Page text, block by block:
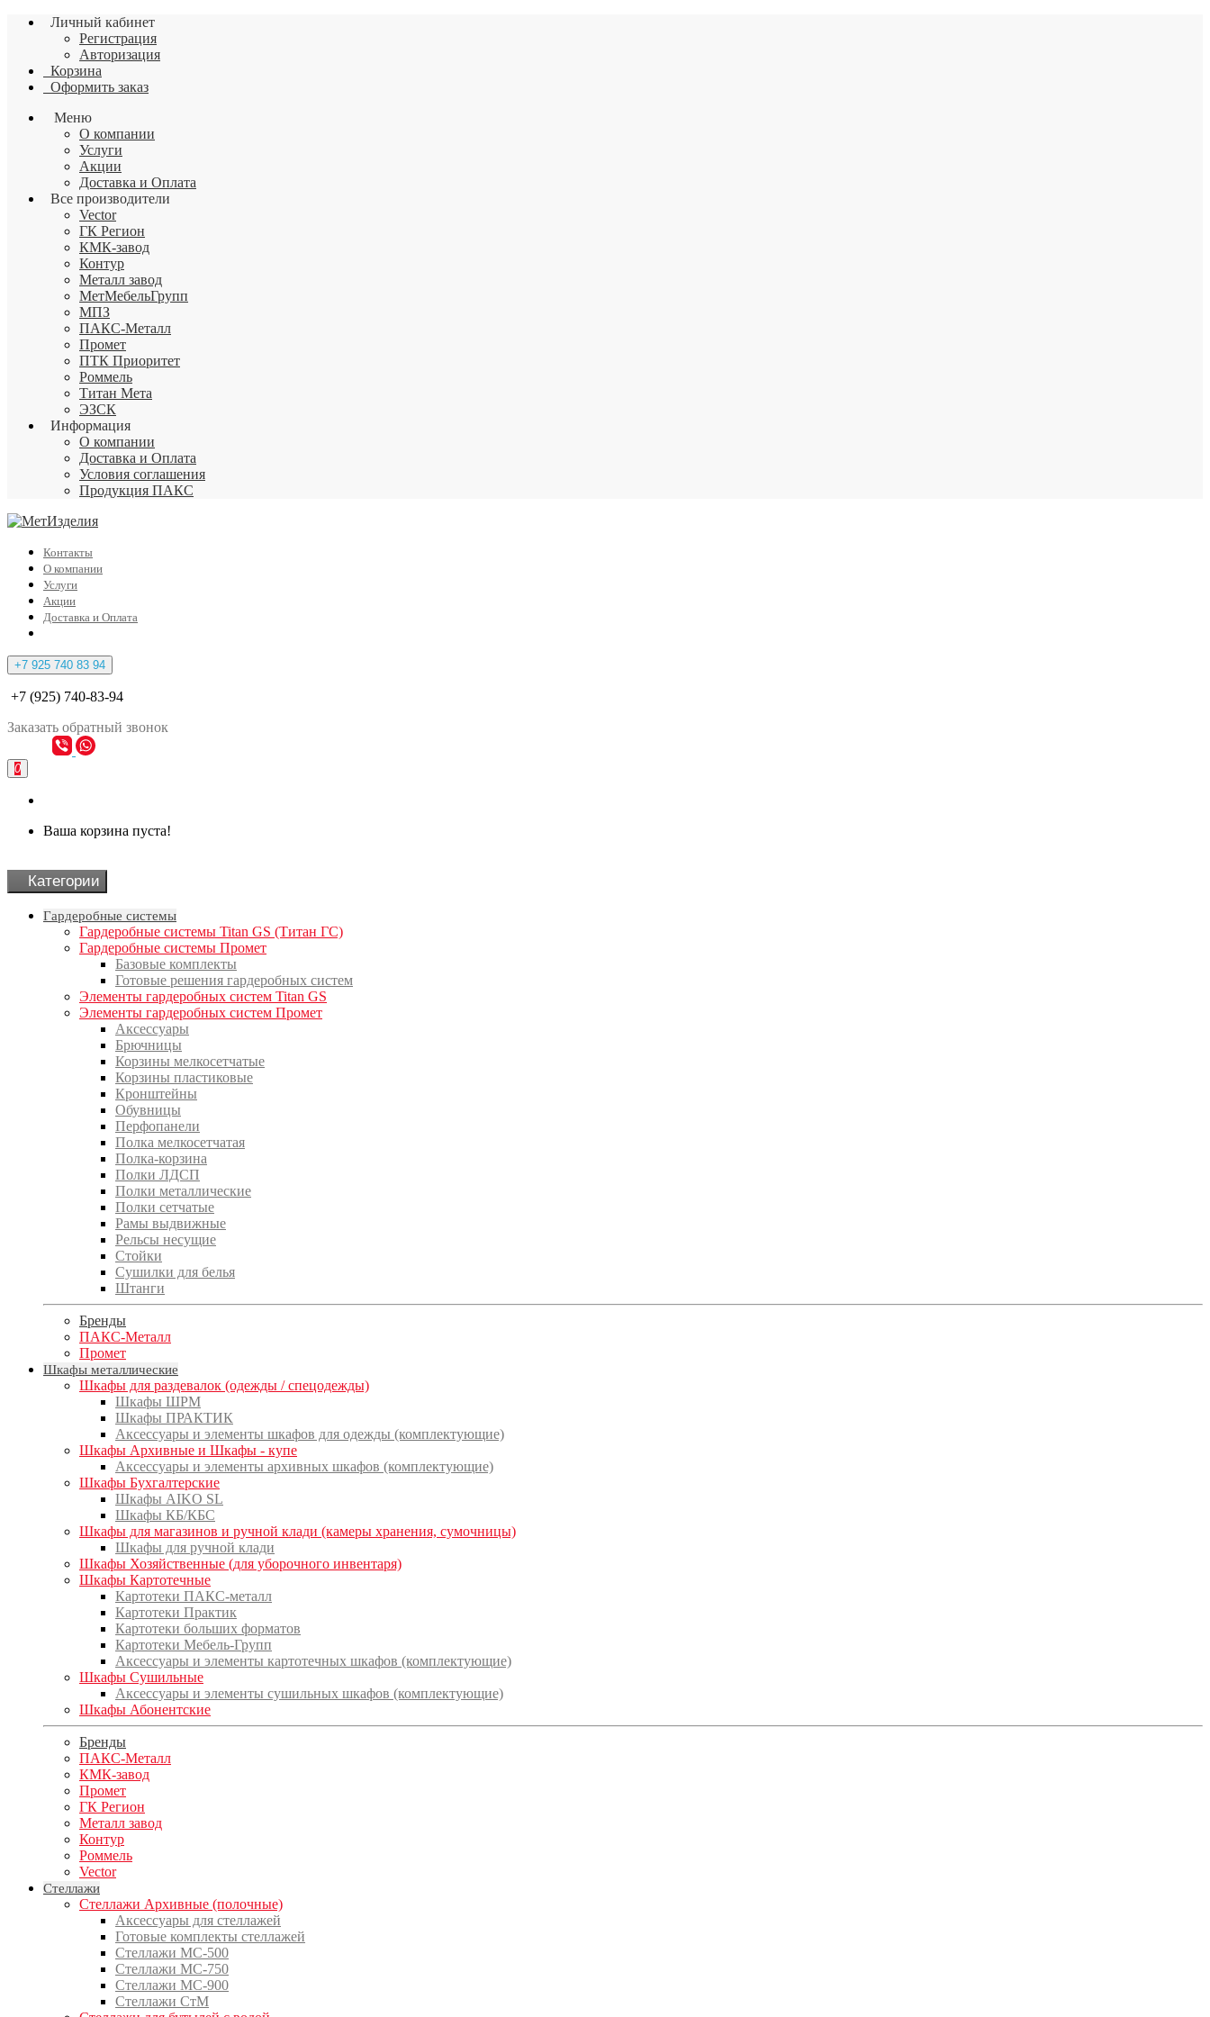
Личный кабинет
Регистрация
Авторизация
Корзина
Оформить заказ
Меню
О компании
Услуги
Акции
Доставка и Оплата
Все производители
Vector
ГК Регион
КМК-завод
Контур
Металл завод
МетМебельГрупп
МПЗ
ПАКС-Металл
Промет
ПТК Приоритет
Роммель
Титан Мета
ЭЗСК
Информация
О компании
Доставка и Оплата
Условия соглашения
Продукция ПАКС
Контакты
О компании
Услуги
Акции
Доставка и Оплата
+7 925 740 83 94
+7 (925) 740-83-94
Заказать обратный звонок
0
Ваша корзина пуста!
Категории
Гардеробные системы
Гардеробные системы Titan GS (Титан ГС)
Гардеробные системы Промет
Базовые комплекты
Готовые решения гардеробных систем
Элементы гардеробных систем Titan GS
Элементы гардеробных систем Промет
Аксессуары
Брючницы
Корзины мелкосетчатые
Корзины пластиковые
Кронштейны
Обувницы
Перфопанели
Полка мелкосетчатая
Полка-корзина
Полки ЛДСП
Полки металлические
Полки сетчатые
Рамы выдвижные
Рельсы несущие
Стойки
Сушилки для белья
Штанги
Бренды
ПАКС-Металл
Промет
Шкафы металлические
Шкафы для раздевалок (одежды / спецодежды)
Шкафы ШРМ
Шкафы ПРАКТИК
Аксессуары и элементы шкафов для одежды (комплектующие)
Шкафы Архивные и Шкафы - купе
Аксессуары и элементы архивных шкафов (комплектующие)
Шкафы Бухгалтерские
Шкафы AIKO SL
Шкафы КБ/КБС
Шкафы для магазинов и ручной клади (камеры хранения, сумочницы)
Шкафы для ручной клади
Шкафы Хозяйственные (для уборочного инвентаря)
Шкафы Картотечные
Картотеки ПАКС-металл
Картотеки Практик
Картотеки больших форматов
Картотеки Мебель-Групп
Аксессуары и элементы картотечных шкафов (комплектующие)
Шкафы Сушильные
Аксессуары и элементы сушильных шкафов (комплектующие)
Шкафы Абонентские
Бренды
ПАКС-Металл
КМК-завод
Промет
ГК Регион
Металл завод
Контур
Роммель
Vector
Стеллажи
Стеллажи Архивные (полочные)
Аксессуары для стеллажей
Готовые комплекты стеллажей
Стеллажи МС-500
Стеллажи МС-750
Стеллажи МС-900
Стеллажи СтМ